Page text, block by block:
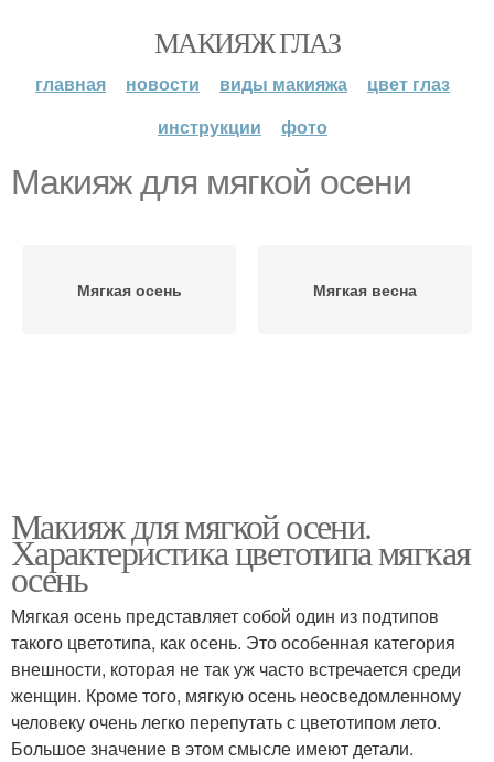
МАКИЯЖ ГЛАЗ
главная новости виды макияжа
цвет глаз
инструкции
фото
Макияж для мягкой осени
Мягкая осень Мягкая весна
Макияж для мягкой осени.
Характеристика цветотипа мягкая
осень
Мягкая осень представляет собой один из подтипов
такого цветотипа, как осень. Это особенная категория
внешности, которая не так уж часто встречается среди
женщин. Кроме того, мягкую осень неосведомленному
человеку очень легко перепутать с цветотипом лето.
Большое значение в этом смысле имеют детали.